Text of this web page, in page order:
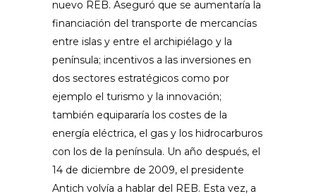
nuevo REB. Aseguró que se aumentaría la
financiación del transporte de mercancías
entre islas y entre el archipiélago y la
península; incentivos a las inversiones en
dos sectores estratégicos como por
ejemplo el turismo y la innovación;
también equipararía los costes de la
energía eléctrica, el gas y los hidrocarburos
con los de la península. Un año después, el
14 de diciembre de 2009, el presidente
Antich volvía a hablar del REB. Esta vez, a